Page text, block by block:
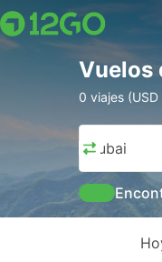
Vuelos
0 viajes (USD
Dubai